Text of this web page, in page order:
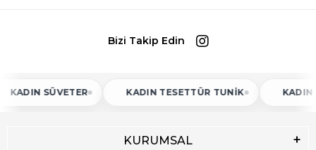
Bizi Takip Edin
SÜVETER KADIN TESETTÜR TUNIK KADIN ATLET
KURUMSAL